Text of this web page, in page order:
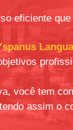
eficiente
você tem
assim o